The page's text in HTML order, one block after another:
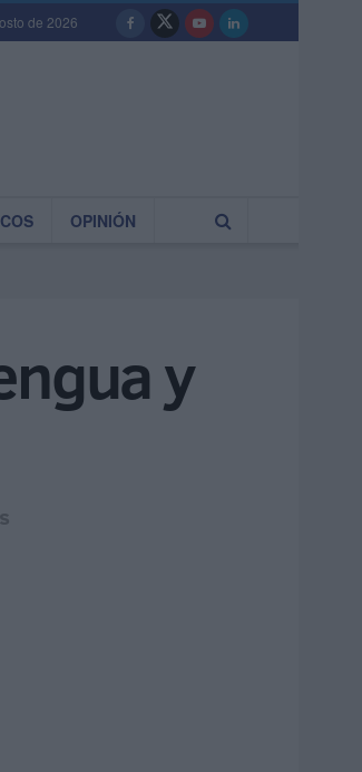
de 2026
OPINIÓN
y